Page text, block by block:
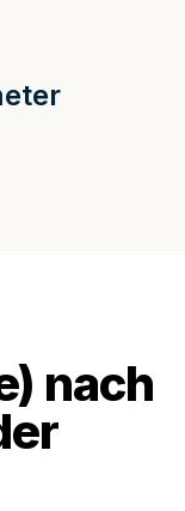
nach